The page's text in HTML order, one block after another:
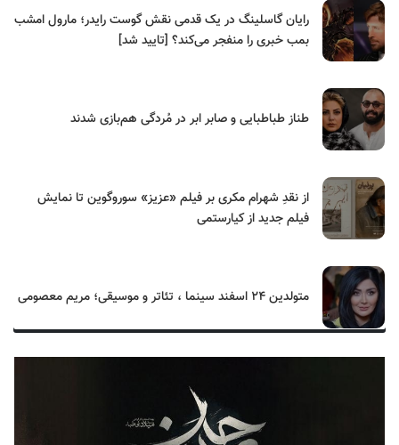
رایان گاسلینگ در یک قدمی نقش گوست رایدر؛ مارول امشب
بمب خبری را منفجر می‌کند؟ [تایید شد]
طناز طباطبایی و صابر ابر در مُردگی هم‌بازی شدند
از نقدِ شهرام مکری بر فیلم «عزیز» سوروگوین تا نمایش
فیلم جدید از کیارستمی
متولدین ۲۴ اسفند سینما ، تئاتر و موسیقی؛ مریم معصومی